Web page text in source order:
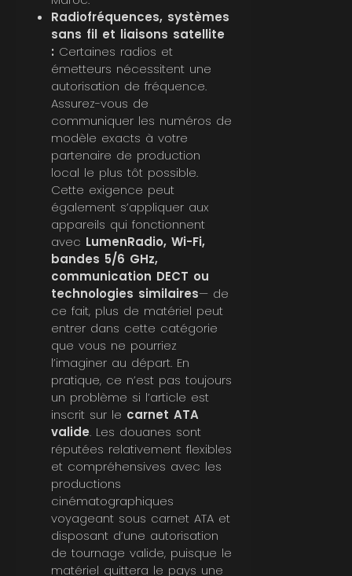
Radiofréquences, systèmes
sans fil et liaisons satellite
: Certaines radios et
émetteurs nécessitent une
autorisation de fréquence.
Assurez-vous de
communiquer les numéros de
modèle exacts à votre
partenaire de production
local le plus tôt possible.
Cette exigence peut
également s’appliquer aux
appareils qui fonctionnent
avec LumenRadio, Wi-Fi,
bandes 5/6 GHz,
communication DECT ou
technologies similaires— de
ce fait, plus de matériel peut
entrer dans cette catégorie
que vous ne pourriez
l’imaginer au départ. En
pratique, ce n’est pas toujours
un problème si l’article est
inscrit sur le carnet ATA
valide. Les douanes sont
réputées relativement flexibles
et compréhensives avec les
productions
cinématographiques
voyageant sous carnet ATA et
disposant d’une autorisation
de tournage valide, puisque le
matériel quittera le pays une